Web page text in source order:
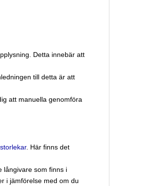
Detta innebär att
till detta är att
att manuella genomföra
. Här finns det
långivare som finns i
i jämförelse med om du